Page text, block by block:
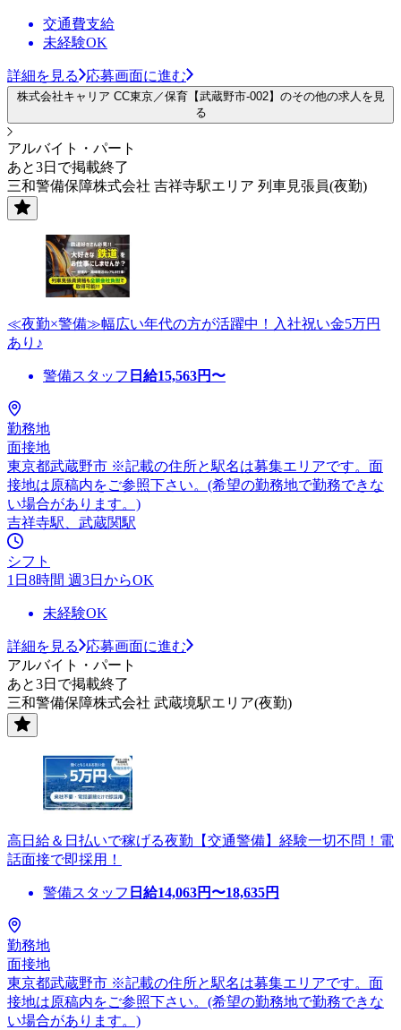
交通費支給
未経験OK
詳細を見る 応募画面に進む
株式会社キャリア CC東京／保育【武蔵野市-002】のその他の求人を見
る
アルバイト・パート
あと3日で掲載終了
三和警備保障株式会社 吉祥寺駅エリア 列車見張員(夜勤)
≪夜勤×警備≫幅広い年代の方が活躍中！入社祝い金5万円
あり♪
警備スタッフ 日給15,563円〜
勤務地
面接地
東京都武蔵野市 ※記載の住所と駅名は募集エリアです。面
接地は原稿内をご参照下さい。(希望の勤務地で勤務できな
い場合があります。)
吉祥寺駅、武蔵関駅
シフト
1日8時間 週3日からOK
未経験OK
詳細を見る
応募画面に進む
アルバイト・パート
あと3日で掲載終了
三和警備保障株式会社 武蔵境駅エリア(夜勤)
高日給＆日払いで稼げる夜勤【交通警備】経験一切不問！電
話面接で即採用！
警備スタッフ 日給14,063円〜18,635円
勤務地
面接地
東京都武蔵野市 ※記載の住所と駅名は募集エリアです。面
接地は原稿内をご参照下さい。(希望の勤務地で勤務できな
い場合があります。)